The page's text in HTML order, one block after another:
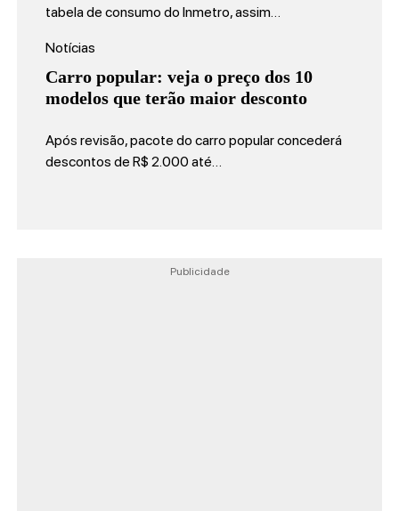
tabela de consumo do Inmetro, assim…
Notícias
Carro popular: veja o preço dos 10
modelos que terão maior desconto
Após revisão, pacote do carro popular concederá
descontos de R$ 2.000 até…
Publicidade